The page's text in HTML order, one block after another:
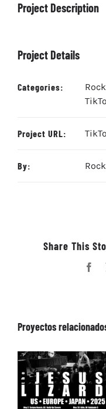
Project Description
Project Details
Categories:
Rock
Project URL:
By:
Share This
Proyectos